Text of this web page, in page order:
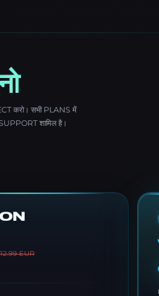
करो। सभी PLANS में
शामिल है।
12.99EUR